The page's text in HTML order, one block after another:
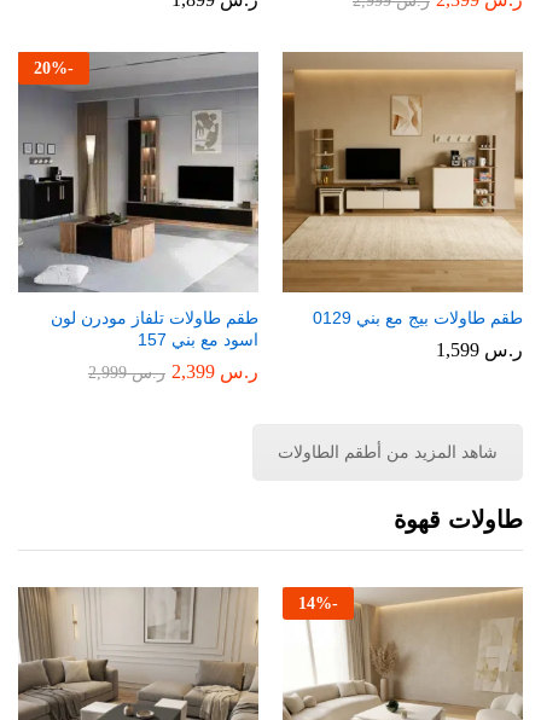
طقم طاولات بيج مع بني 0129
ر.س
-
20%
طقم طاولات تلفاز مودرن لون
اسود مع بني 157
ر.س ر.س2,999
شاهد المزيد من أطقم الطاولات
طاولات قهوة
-
14%